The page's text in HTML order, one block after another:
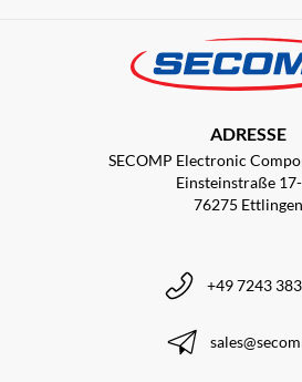
ADRESSE
SECOMP Electronic
Einsteinstraße
76275 Ettlingen
+49 7243